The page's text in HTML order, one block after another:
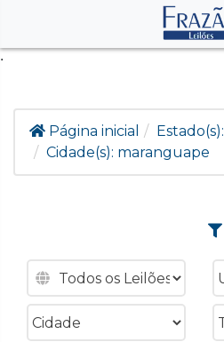
.
Página inicial Estado(s):
Cidade(s): maranguape